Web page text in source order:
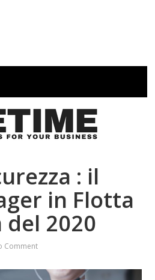
: il
in Flotta
2020
Comment